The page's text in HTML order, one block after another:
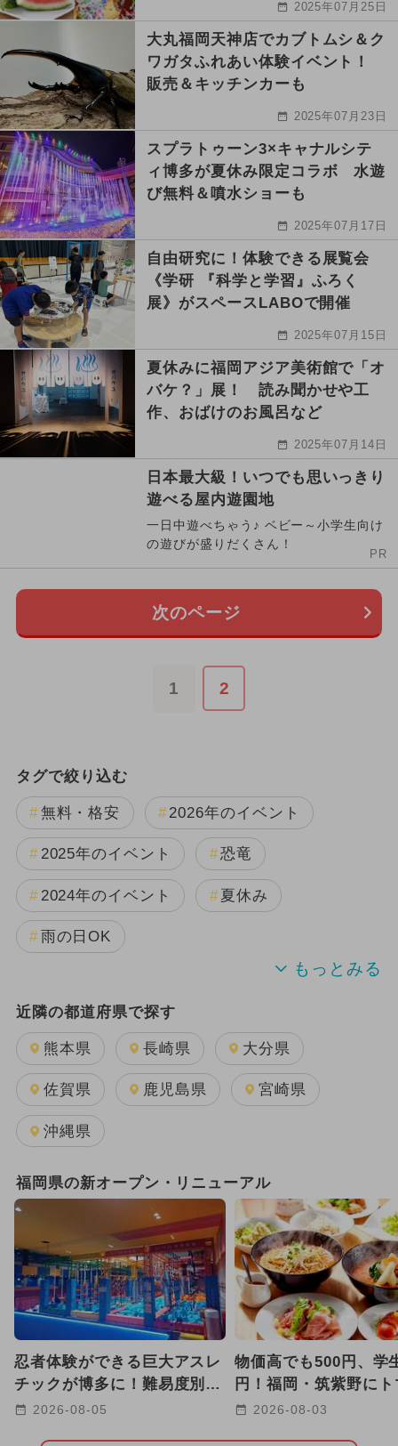
2025年07月25日
大丸福岡天神店でカブトムシ＆ク
ワガタふれあい体験イベント！
販売＆キッチンカーも
2025年07月23日
スプラトゥーン3×キャナルシテ
ィ博多が夏休み限定コラボ 水遊
び無料＆噴水ショーも
2025年07月17日
自由研究に！体験できる展覧会
《学研 『科学と学習』ふろく
展》がスペースLABOで開催
2025年07月15日
夏休みに福岡アジア美術館で「オ
バケ？」展！ 読み聞かせや工
作、おばけのお風呂など
2025年07月14日
日本最大級！いつでも思いっきり
遊べる屋内遊園地
一日中遊べちゃう♪ ベビー～小学生向け
の遊びが盛りだくさん！
PR
次のページ
1 2
タグで絞り込む
無料・格安 2026年のイベント
2025年のイベント 恐竜
2024年のイベント 夏休み
雨の日OK
キャラクター
2025年11月のイベント
2025年12月のイベント
2024年7月のイベント
2025年8月のイベント
GW(ゴールデンウィーク)
2026年7月のイベント
2025年7月のイベント
2025年10月のイベント
2025年3月のイベント
近隣の都道府県で探す
熊本県 長崎県 大分県
佐賀県 鹿児島県 宮崎県
沖縄県
福岡県の新オープン・リニューアル
忍者体験ができる巨大アスレ
チックが博多に！難易度別コ
ースで子供も大人も本気で挑
2026-08-05
物価高でも500円、学
円！福岡・筑紫野に
ーメン三味が9号店オ
2026-08-03